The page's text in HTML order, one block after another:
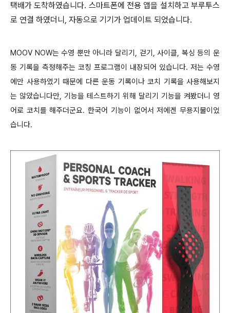
택배가 도착하였습니다. 스마트폰에 전용 앱을 설치하고 부루투스
로 연결 하였더니, 자동으로 기기가 업데이트 되었습니다.
MOOV NOW는 수영 뿐만 아니라 달리기, 걷기, 사이클, 복싱 등의 운
동 기록을 측정해주는 코칭 프로그램이 내장되어 있습니다. 저는 수영
에만 사용하였기 때문에 다른 운동 기록이나 코치 기록을 사용해보지
는 않았습니다만, 기능을 테스트하기 위해 달리기 기능을 켜봤더니 영
어로 코치를 해주더군요. 한국어 기능이 없어서 저에겐 무용지물이었
습니다.